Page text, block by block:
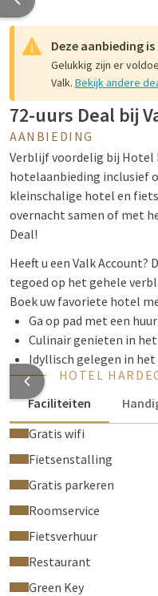
Deze aanbieding
Gelukkig zijn er
Valk. Bekijk andere
72-uurs Deal bij
AANBIEDING
Verblijf voordelig bij Hotel
hotelaanbieding inclusief
kleinschalige hotel en fiets
overnacht samen of met
Deal!
Heeft u een Valk Account?
tegoed op het gehele
Boek uw favoriete hotel
Ga op pad met een
Culinair genieten in
Idyllisch gelegen in
HOTEL
Faciliteiten
Gratis wifi
Fietsenstalling
Gratis parkeren
Roomservice
Fietsverhuur
Restaurant
Green Key